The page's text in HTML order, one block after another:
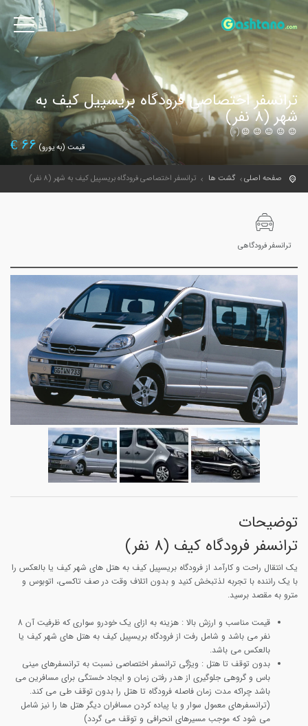
ترانسفر اختصاصی فرودگاه بریسپیل کیف به
شهر (8 نفر)
(0)
قیمت (به یورو) 66
€
صفحه اصلی گشت ها ترانسفر اختصاصی فرودگاه بریسپیل کیف به شهر (8 نفر)
ترانسفر فرودگاهی
توضیحات
ترانسفر فرودگاه کیف (8 نفر)
یک انتقال راحت و کارآمد از فرودگاه بریسپیل کیف به هتل های شهر کیف یا بالعکس را
با یک راننده با تجربه لذتبخش کنید و بدون اتلاف وقت در صف تاکسی، اتوبوس و
مترو به مقصد برسید.
قیمت مناسب و ارزش بالا :
هزینه به ازای یک خودرو سواری که ظرفیت آن 8
نفر می باشد و شامل رفت از فرودگاه بریسپیل کیف به هتل های شهر کیف یا
بالعکس می باشد.
بدون توقف تا هتل : ویژگی ترانسفر اختصاصی نسبت به ترانسفرهای مینی
باس و گروهی جلوگیری از هدر رفتن زمان و ایجاد خستگی برای مسافرین می
باشد چراکه مدت زمان فاصله فرودگاه تا هتل را بدون توقف طی می کند.
(ترانسفرهای معمول سوار و یا پیاده کردن مسافران دیگر هتل ها را نیز شامل
می شود که موجب مسیرهای انحرافی و توقف می گردد)